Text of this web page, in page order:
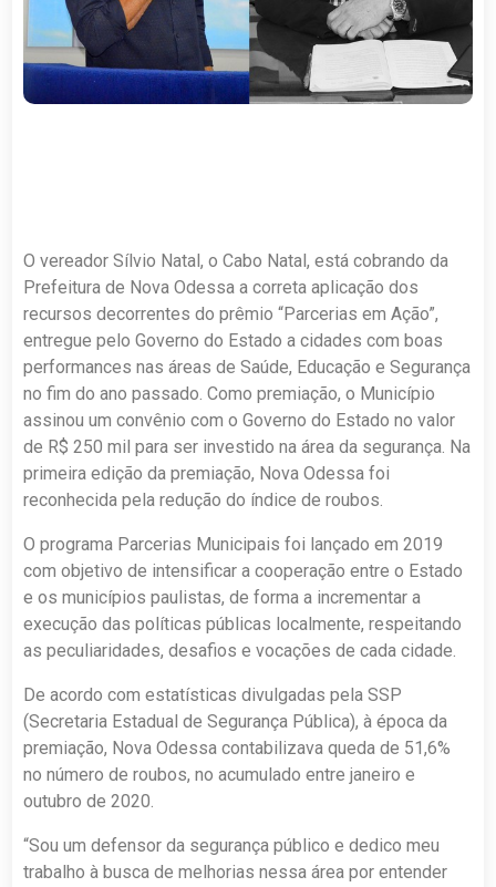
O vereador Sílvio Natal, o Cabo Natal, está cobrando da
Prefeitura de Nova Odessa a correta aplicação dos
recursos decorrentes do prêmio “Parcerias em Ação”,
entregue pelo Governo do Estado a cidades com boas
performances nas áreas de Saúde, Educação e Segurança
no fim do ano passado. Como premiação, o Município
assinou um convênio com o Governo do Estado no valor
de R$ 250 mil para ser investido na área da segurança. Na
primeira edição da premiação, Nova Odessa foi
reconhecida pela redução do índice de roubos.
O programa Parcerias Municipais foi lançado em 2019
com objetivo de intensificar a cooperação entre o Estado
e os municípios paulistas, de forma a incrementar a
execução das políticas públicas localmente, respeitando
as peculiaridades, desafios e vocações de cada cidade.
De acordo com estatísticas divulgadas pela SSP
(Secretaria Estadual de Segurança Pública), à época da
premiação, Nova Odessa contabilizava queda de 51,6%
no número de roubos, no acumulado entre janeiro e
outubro de 2020.
“Sou um defensor da segurança público e dedico meu
trabalho à busca de melhorias nessa área por entender